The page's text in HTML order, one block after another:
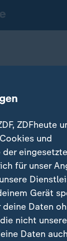
ZDFheute
und
für unser
Gerät
Daten
nicht
Daten